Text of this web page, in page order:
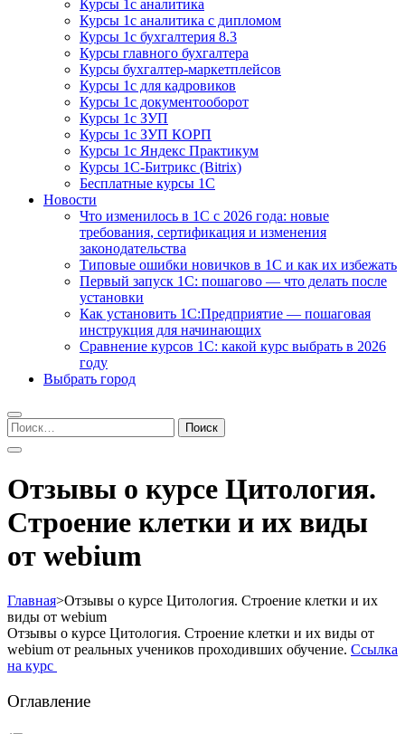
Курсы 1с аналитика
Курсы 1с аналитика с дипломом
Курсы 1с бухгалтерия 8.3
Курсы главного бухгалтера
Курсы бухгалтер-маркетплейсов
Курсы 1с для кадровиков
Курсы 1с документооборот
Курсы 1с ЗУП
Курсы 1с ЗУП КОРП
Курсы 1с Яндекс Практикум
Курсы 1С-Битрикс (Bitrix)
Бесплатные курсы 1С
Новости
Что изменилось в 1С с 2026 года: новые
требования, сертификация и изменения
законодательства
Типовые ошибки новичков в 1С и как их избежать
Первый запуск 1С: пошагово — что делать после
установки
Как установить 1С:Предприятие — пошаговая
инструкция для начинающих
Сравнение курсов 1С: какой курс выбрать в 2026
году
Выбрать город
Найти:
Отзывы о курсе Цитология.
Строение клетки и их виды
от webium
Главная>Отзывы о курсе Цитология. Строение клетки и их
виды от webium
Отзывы о курсе Цитология. Строение клетки и их виды от
webium от реальных учеников проходивших обучение. Ссылка
на курс
Оглавление